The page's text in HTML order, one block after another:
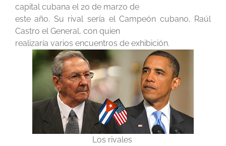
capital cubana el 20 de marzo de
este año. Su rival sería el Campeón cubano, Raúl
Castro el General, con quien
realizaría varios encuentros de exhibición.
Los rivales